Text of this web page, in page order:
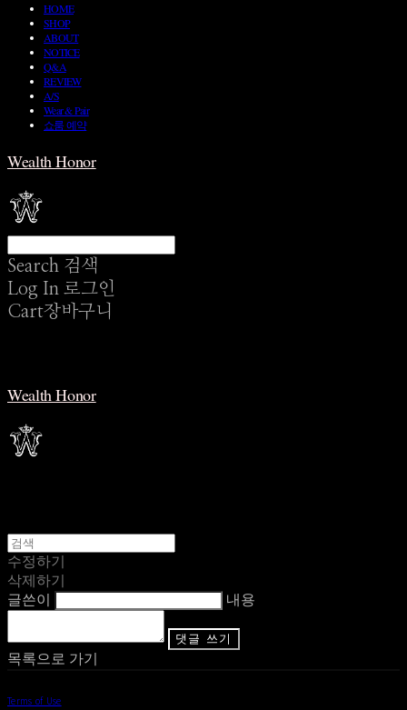
HOME
SHOP
ABOUT
NOTICE
Q&A
REVIEW
A/S
Wear & Pair
쇼룸 예약
Wealth Honor
Search 검색
Log In 로그인
Cart장바구니
Wealth Honor
수정하기
삭제하기
글쓴이
내용
댓글 쓰기
목록으로 가기
Terms of Use